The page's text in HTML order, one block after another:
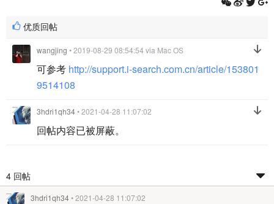
优质回帖
wangjing • 2019-08-29 08:54:54 via Mac OS
可参考 http://support.i-search.com.cn/article/153801
9514108
3hdri1qh34• 2021-04-28 11:07:02
回帖内容已被屏蔽。
4 回帖
3hdri1qh34• 2021-04-28 11:07:02